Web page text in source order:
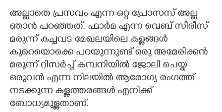
അല്ലാതെ പ്രസവം എന്ന ഒറ്റ പ്രോസസ് അല്ല
ഞാൻ പറഞ്ഞത്. ഫാർമ എന്ന വെബ് സീരീസ്
മരുന്ന് കച്ചവട മേഖലയിലെ കള്ളങ്ങൾ
കുറെയൊക്കെ പറയുന്നുണ്ട് ഒരു അമേരിക്കൻ
മരുന്ന് റിസർച്ച് കമ്പനിയിൽ ജോലി ചെയ്ത
ഒരുവൻ എന്ന നിലയിൽ ആരോഗ്യ രംഗത്ത്
നടക്കുന്ന കള്ളത്തരങ്ങൾ എനിക്ക്
ബോധ്യമുള്ളതാണ്.